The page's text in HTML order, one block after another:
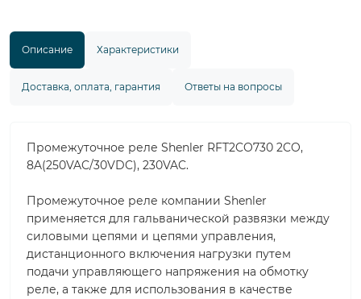
Описание Характеристики
Доставка, оплата, гарантия Ответы на вопросы
Промежуточное реле Shenler RFT2CO730 2CO,
8A(250VAC/30VDC), 230VAC.
Промежуточное реле компании Shenler
применяется для гальванической развязки между
силовыми цепями и цепями управления,
дистанционного включения нагрузки путем
подачи управляющего напряжения на обмотку
реле, а также для использования в качестве